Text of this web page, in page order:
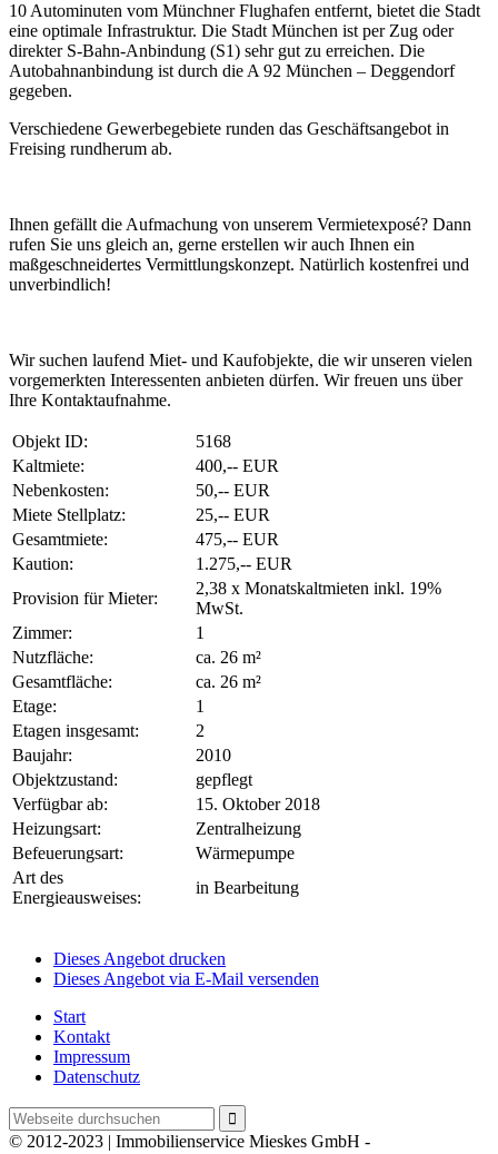
10 Autominuten vom Münchner Flughafen entfernt, bietet die Stadt
eine optimale Infrastruktur. Die Stadt München ist per Zug oder
direkter S-Bahn-Anbindung (S1) sehr gut zu erreichen. Die
Autobahnanbindung ist durch die A 92 München – Deggendorf
gegeben.
Verschiedene Gewerbegebiete runden das Geschäftsangebot in
Freising rundherum ab.
Ihnen gefällt die Aufmachung von unserem Vermietexposé? Dann
rufen Sie uns gleich an, gerne erstellen wir auch Ihnen ein
maßgeschneidertes Vermittlungskonzept. Natürlich kostenfrei und
unverbindlich!
Wir suchen laufend Miet- und Kaufobjekte, die wir unseren vielen
vorgemerkten Interessenten anbieten dürfen. Wir freuen uns über
Ihre Kontaktaufnahme.
Objekt ID:
5168
Kaltmiete:
400,-- EUR
Nebenkosten:
50,-- EUR
Miete Stellplatz:
25,-- EUR
Gesamtmiete:
475,-- EUR
Kaution:
1.275,-- EUR
Provision für Mieter:
2,38 x Monatskaltmieten inkl. 19%
MwSt.
Zimmer:
1
Nutzfläche:
ca. 26 m²
Gesamtfläche:
ca. 26 m²
Etage:
1
Etagen insgesamt:
2
Baujahr:
2010
Objektzustand:
gepflegt
Verfügbar ab:
15. Oktober 2018
Heizungsart:
Zentralheizung
Befeuerungsart:
Wärmepumpe
Art des
Energieausweises:
in Bearbeitung
Dieses Angebot drucken
Dieses Angebot via E-Mail versenden
Start
Kontakt
Impressum
Datenschutz
© 2012-2023 | Immobilienservice Mieskes GmbH -